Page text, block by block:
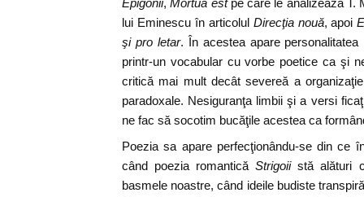
Epigonii, Mortua estpe care le analizează T.
lui Eminescu în articolul Direcţia nouă, apoi
şi pro letar. În acestea apare
printr-un vocabular cu vorbe poetice ca şi
critică mai mult decât severeă a
paradoxale. Nesiguranţa limbii şi a versi
ne fac să socotim bucăţile acestea ca
Poezia sa apare perfecţionându-se din ce
când poezia romanticăStrigoiistă alături
basmele noastre, când ideile budiste